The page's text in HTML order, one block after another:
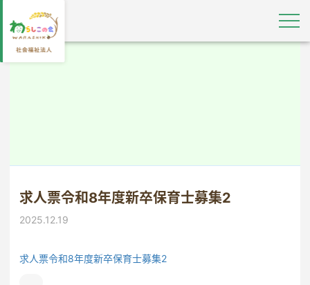
求人票令和8年度新卒保育士募集2
2025.12.19
求人票令和8年度新卒保育士募集2